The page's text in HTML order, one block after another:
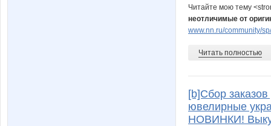
Читайте мою тему
неотличимые от
www.nn.ru/community/
Читать полностью
[b]Сбор
ювелирные
НОВИНКИ!